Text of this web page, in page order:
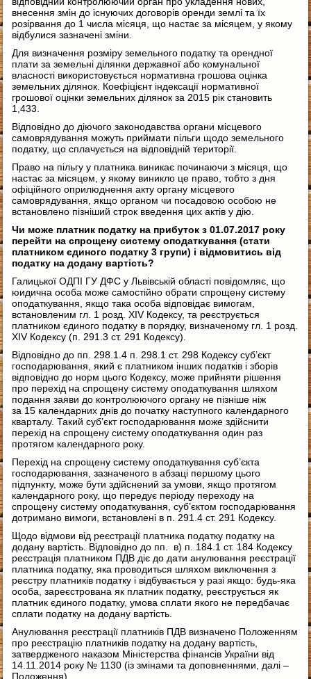
внесення змін до існуючих договорів оренди землі та їх
розірвання до 1 числа місяця, що настає за місяцем, у якому
відбулися зазначені зміни.
Для визначення розміру земельного податку та орендної
плати за земельні ділянки державної або комунальної
власності використовується нормативна грошова оцінка
земельних ділянок. Коефіцієнт індексації нормативної
грошової оцінки земельних ділянок за 2015 рік становить
1,433.
Відповідно до діючого законодавства органи місцевого
самоврядування можуть приймати пільги щодо земельного
податку, що сплачується на відповідній території.
Право на пільгу у платника виникає починаючи з місяця, що
настає за місяцем, у якому виникло це право, тобто з дня
офіційного оприлюднення акту органу місцевого
самоврядування, якщо органом чи посадовою особою не
встановлено пізніший строк введення цих актів у дію.
Чи може платник податку на прибуток з 01.07.2017 року
перейти на спрощену систему оподаткування (стати
платником єдиного податку 3 групи) і відмовитись від
податку на додану вартість?
Галицької ОДПІ ГУ ДФС у Львівській області повідомляє, що
юидична особа може самостійно обрати спрощену систему
оподаткування, якщо така особа відповідає вимогам,
встановленим гл. 1 розд. XIV Кодексу, та реєструється
платником єдиного податку в порядку, визначеному гл. 1 розд.
XIV Кодексу (п. 291.3 ст. 291 Кодексу).
Відповідно до пп. 298.1.4 п. 298.1 ст. 298 Кодексу суб’єкт
господарювання, який є платником інших податків і зборів
відповідно до норм цього Кодексу, може прийняти рішення
про перехід на спрощену систему оподаткування шляхом
подання заяви до контролюючого органу не пізніше ніж
за 15 календарних днів до початку наступного календарного
кварталу. Такий суб’єкт господарювання може здійснити
перехід на спрощену систему оподаткування один раз
протягом календарного року.
Перехід на спрощену систему оподаткування суб’єкта
господарювання, зазначеного в абзаці першому цього
підпункту, може бути здійснений за умови, якщо протягом
календарного року, що передує періоду переходу на
спрощену систему оподаткування, суб’єктом господарювання
дотримано вимоги, встановлені в п. 291.4 ст. 291 Кодексу.
Щодо відмови від реєстрації платника податку податку на
додану вартість. Відповідно до пп. в) п. 184.1 ст. 184 Кодексу
реєстрація платником ПДВ діє до дати анулювання реєстрації
платника податку, яка проводиться шляхом виключення з
реєстру платників податку і відбувається у разі якщо: будь-яка
особа, зареєстрована як платник податку, реєструється як
платник єдиного податку, умова сплати якого не передбачає
сплати податку на додану вартість.
Анулювання реєстрації платників ПДВ визначено Положенням
про реєстрацію платників податку на додану вартість,
затвердженого наказом Міністерства фінансів України від
14.11.2014 року № 1130 (із змінами та доповненнями, далі –
Положення).